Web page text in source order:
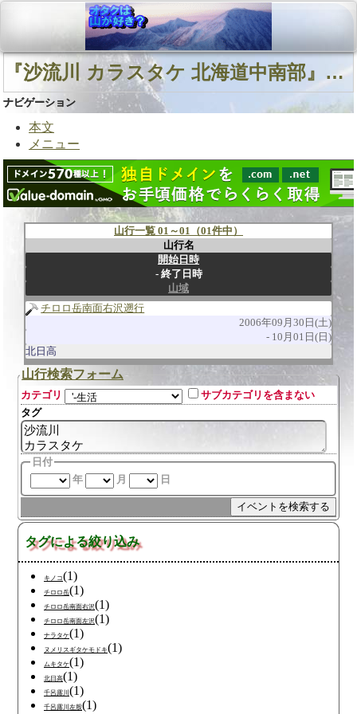
『沙流川 カラスタケ 北海道中南部』に関連する山行
ナビゲーション
本文
メニュー
山行一覧 01～01（01件中）
山行名
開始日時
終了日時
山域
チロロ岳南面右沢遡行
2006年09月30日(土)
10月01日(日)
北日高
山行検索フォーム
カテゴリ
サブカテゴリを含まない
タグ
日付
年
月 日
タグによる絞り込み
キノコ(1)
チロロ岳(1)
チロロ岳南面右沢(1)
チロロ岳南面左沢(1)
ナラタケ(1)
ヌメリスギタケモドキ(1)
ムキタケ(1)
北日高(1)
千呂露川 (1)
千呂露川左股(1)